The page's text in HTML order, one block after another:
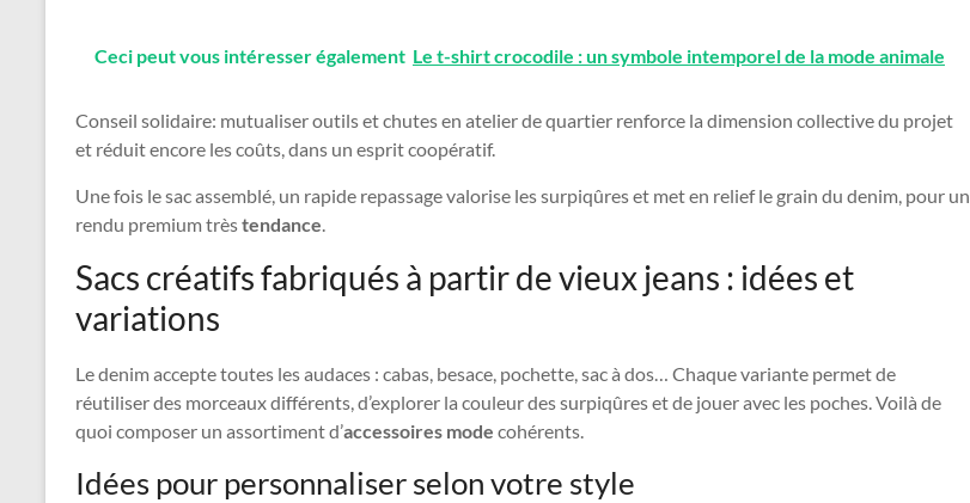
Ceci peut vous intéresser également Le t-shirt crocodile : un symbole intemporel de la mode animale
Conseil solidaire: mutualiser outils et chutes en atelier de quartier renforce la dimension collective du projet
et réduit encore les coûts, dans un esprit coopératif.
Une fois le sac assemblé, un rapide repassage valorise les surpiqûres et met en relief le grain du denim, pour un
rendu premium trèstendance.
Sacs créatifs fabriqués à partir de vieux jeans : idées et
variations
Le denim accepte toutes les audaces : cabas, besace, pochette, sac à dos… Chaque variante permet de
réutiliser des morceaux différents, d’explorer la couleur des surpiqûres et de jouer avec les poches. Voilà de
quoi composer un assortiment d’accessoires mode cohérents.
Idées pour personnaliser selon votre style